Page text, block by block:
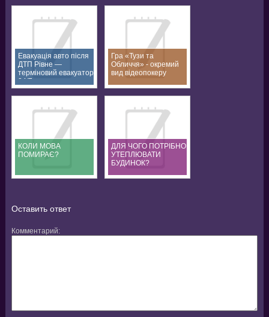
Евакуація авто після
ДТП Рівне —
терміновий евакуатор
24/7
Гра «Тузи та
Обличчя» - окремий
вид відеопокеру
КОЛИ МОВА
ПОМИРАЄ?
ДЛЯ ЧОГО ПОТРІБНО
УТЕПЛЮВАТИ
БУДИНОК?
Оставить ответ
Комментарий